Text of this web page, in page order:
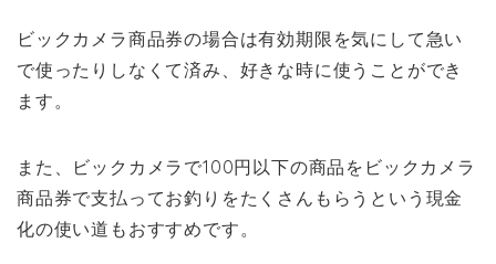
ビックカメラ商品券の場合は有効期限を気にして急い
で使ったりしなくて済み、好きな時に使うことができ
ます。
また、ビックカメラで100円以下の商品をビックカメラ
商品券で支払ってお釣りをたくさんもらうという現金
化の使い道もおすすめです。